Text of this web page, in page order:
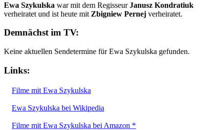
Ewa Szykulska war mit dem RegisseurJanusz Kondratiuk
verheiratet und ist heute mit Zbigniew Pernej verheiratet.
Demnächst im TV:
Keine aktuellen Sendetermine für Ewa Szykulska gefunden.
Links:
Filme mit Ewa Szykulska
Ewa Szykulska bei Wikipedia
Filme mit Ewa Szykulska bei Amazon *